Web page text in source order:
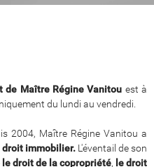
de Maître Régine Vanitou est à
du lundi au vendredi.
2004, Maître Régine Vanitou a
droit immobilier.L'éventail de son
le droit de la copropriété, le droit